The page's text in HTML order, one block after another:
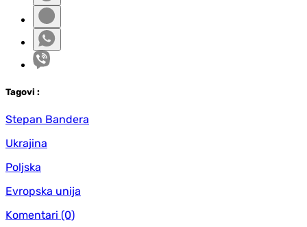
Tagovi :
Stepan Bandera
Ukrajina
Poljska
Evropska unija
Komentari (0)